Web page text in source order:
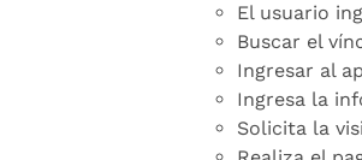
El usuario
Buscar el
Ingresar al
Ingresa la
Solicita la